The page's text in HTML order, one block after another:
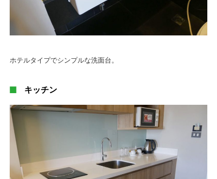
ホテルタイプでシンプルな洗面台。
キッチン